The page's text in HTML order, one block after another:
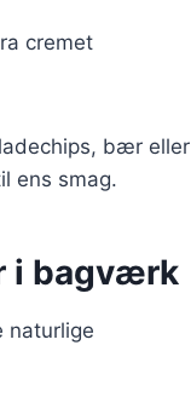
cremet
bær eller
ens smag.
i bagværk
naturlige